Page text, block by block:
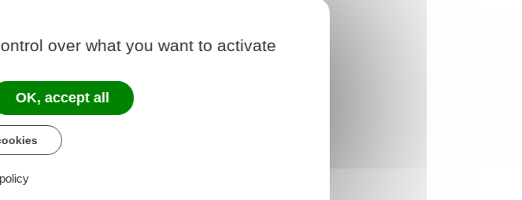
over what you want to activate
OK, accept all